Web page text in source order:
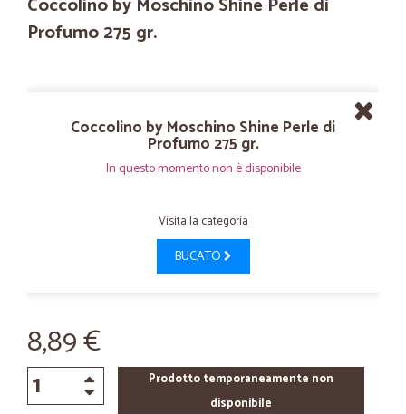
Profumo 275 gr.
Coccolino by Moschino Shine Perle di
Profumo 275 gr.
In questo momento non è disponibile
Visita la categoria
BUCATO
8,89 €
Prodotto temporaneamente non
disponibile